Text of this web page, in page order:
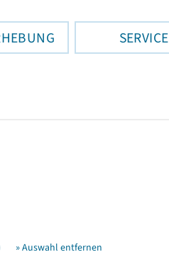
SERVICE
» Auswahl entfernen